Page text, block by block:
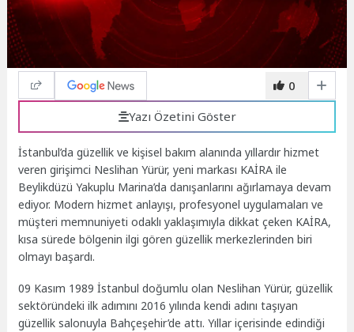
0
Yazı Özetini Göster
İstanbul’da güzellik ve kişisel bakım alanında yıllardır hizmet
veren girişimci Neslihan Yürür, yeni markası KAİRA ile
Beylikdüzü Yakuplu Marina’da danışanlarını ağırlamaya devam
ediyor. Modern hizmet anlayışı, profesyonel uygulamaları ve
müşteri memnuniyeti odaklı yaklaşımıyla dikkat çeken KAİRA,
kısa sürede bölgenin ilgi gören güzellik merkezlerinden biri
olmayı başardı.
09 Kasım 1989 İstanbul doğumlu olan Neslihan Yürür, güzellik
sektöründeki ilk adımını 2016 yılında kendi adını taşıyan
güzellik salonuyla Bahçeşehir’de attı. Yıllar içerisinde edindiği